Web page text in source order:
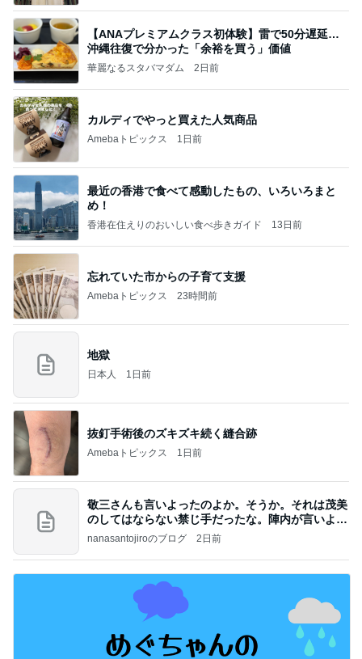
【ANAプレミアムクラス初体験】雷で50分遅延…
沖縄往復で分かった「余裕を買う」価値
華麗なるスタバマダム 2日前
カルディでやっと買えた人気商品
Amebaトピックス 1日前
最近の香港で食べて感動したもの、いろいろまと
め！
香港在住えりのおいしい食べ歩きガイド 13日前
忘れていた市からの子育て支援
Amebaトピックス 23時間前
地獄
日本人 1日前
抜釘手術後のズキズキ続く縫合跡
Amebaトピックス 1日前
敬三さんも言いよったのよか。そうか。それは茂美
のしてはならない禁じ手だったな。陣内が言いよる
のよ
nanasantojiroのブログ 2日前